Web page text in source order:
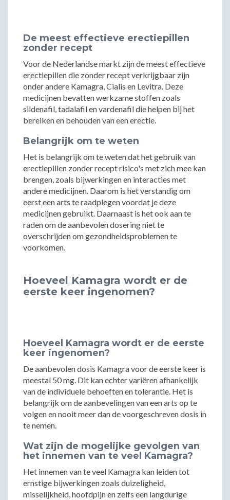
De meest effectieve erectiepillen
zonder recept
Voor de Nederlandse markt zijn de meest effectieve
erectiepillen die zonder recept verkrijgbaar zijn
onder andere Kamagra, Cialis en Levitra. Deze
medicijnen bevatten werkzame stoffen zoals
sildenafil, tadalafil en vardenafil die helpen bij het
bereiken en behouden van een erectie.
Belangrijk om te weten
Het is belangrijk om te weten dat het gebruik van
erectiepillen zonder recept risico's met zich mee kan
brengen, zoals bijwerkingen en interacties met
andere medicijnen. Daarom is het verstandig om
eerst een arts te raadplegen voordat je deze
medicijnen gebruikt. Daarnaast is het ook aan te
raden om de aanbevolen dosering niet te
overschrijden om gezondheidsproblemen te
voorkomen.
Hoeveel Kamagra wordt er de
eerste keer ingenomen?
Hoeveel Kamagra wordt er de eerste
keer ingenomen?
De aanbevolen dosis Kamagra voor de eerste keer is
meestal 50 mg. Dit kan echter variëren afhankelijk
van de individuele behoeften en tolerantie. Het is
belangrijk om de aanbevelingen van een arts op te
volgen en nooit meer dan de voorgeschreven dosis in
te nemen.
Wat zijn de mogelijke gevolgen van
het innemen van te veel Kamagra?
Het innemen van te veel Kamagra kan leiden tot
ernstige bijwerkingen zoals duizeligheid,
misselijkheid, hoofdpijn en zelfs een langdurige